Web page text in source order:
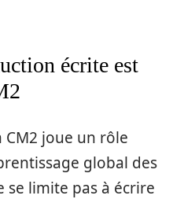
écrite est
joue un rôle
global des
se limite pas à écrire